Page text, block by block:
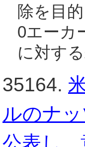
除を目
0エーカ
に対す
35164.
ルのナ